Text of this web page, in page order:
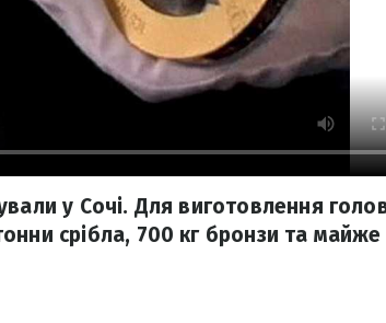
у Сочі. Для виготовлення
срібла, 700 кг бронзи та майже